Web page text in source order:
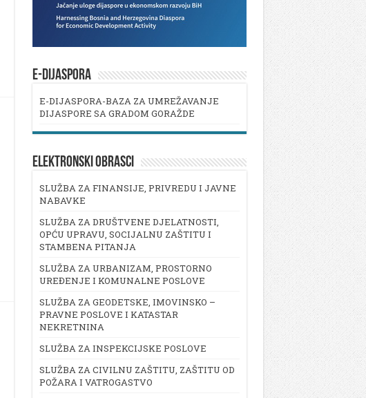
E-DIJASPORA
E-DIJASPORA-BAZA ZA UMREŽAVANJE
DIJASPORE SA GRADOM GORAŽDE
ELEKTRONSKI OBRASCI
SLUŽBA ZA FINANSIJE, PRIVREDU I JAVNE
NABAVKE
SLUŽBA ZA DRUŠTVENE DJELATNOSTI,
OPĆU UPRAVU, SOCIJALNU ZAŠTITU I
STAMBENA PITANJA
SLUŽBA ZA URBANIZAM, PROSTORNO
UREĐENJE I KOMUNALNE POSLOVE
SLUŽBA ZA GEODETSKE, IMOVINSKO –
PRAVNE POSLOVE I KATASTAR
NEKRETNINA
SLUŽBA ZA INSPEKCIJSKE POSLOVE
SLUŽBA ZA CIVILNU ZAŠTITU, ZAŠTITU OD
POŽARA I VATROGASTVO